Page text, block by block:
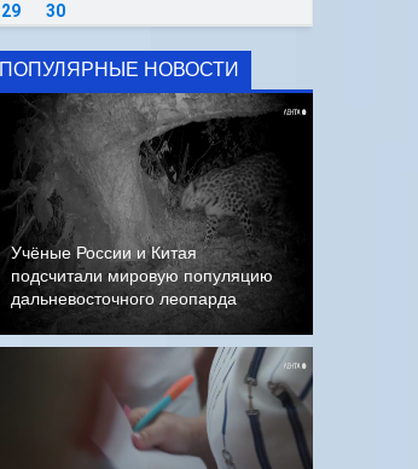
29
30
ПОПУЛЯРНЫЕ НОВОСТИ
Учёные России и Китая
подсчитали мировую популяцию
дальневосточного леопарда